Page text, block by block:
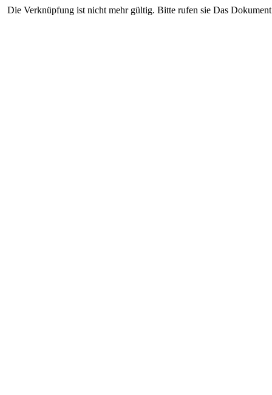
Die Verknüpfung ist nicht mehr gültig. Bitte rufen sie Das Dokument